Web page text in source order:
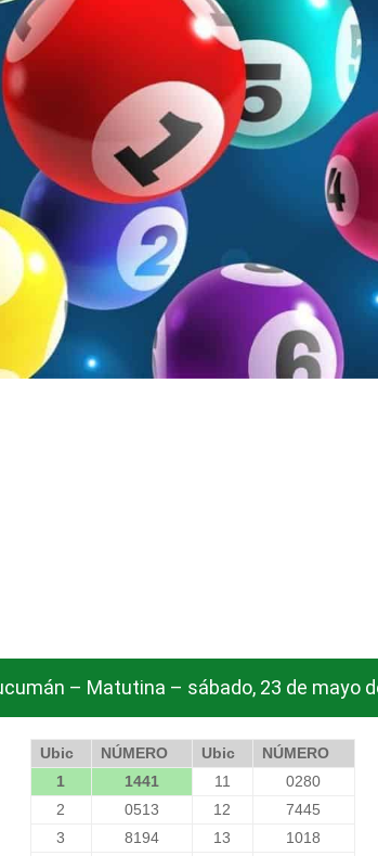
– Matutina – sábado, 23 de mayo
Ubic NÚMERO Ubic
NÚMERO
1
1441 11
0280
2
0513 12
7445
3
8194 13
1018